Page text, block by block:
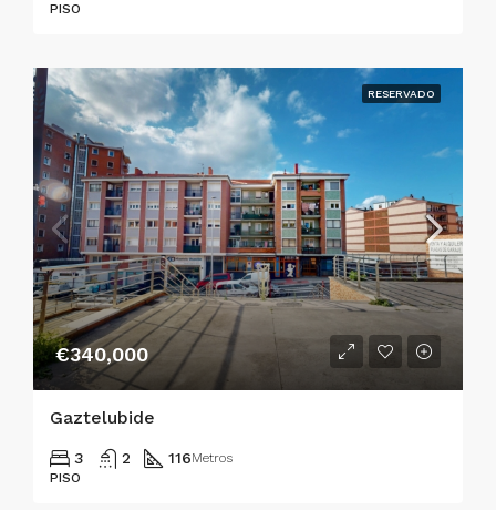
PISO
RESERVADO
€340,000
Gaztelubide
3 2 116Metros
PISO